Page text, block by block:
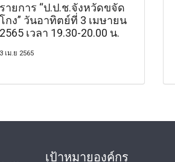
รายการ “ป.ป.ช.จังหวัดขจัด
โกง” วันอาทิตย์ที่ 3 เมษายน
2565 เวลา 19.30-20.00 น.
3 เม.ย 2565
เป้าหมายองค์กร